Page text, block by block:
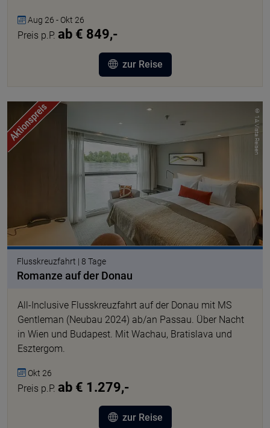
Aug 26 - Okt 26
Preis p.P. ab € 849,-
zur Reise
© 1A Vista Reisen
Flusskreuzfahrt | 8 Tage
Romanze auf der Donau
All-Inclusive Flusskreuzfahrt auf der Donau mit MS
Gentleman (Neubau 2024) ab/an Passau. Über Nacht
in Wien und Budapest. Mit Wachau, Bratislava und
Esztergom.
Okt 26
Preis p.P. ab € 1.279,-
zur Reise